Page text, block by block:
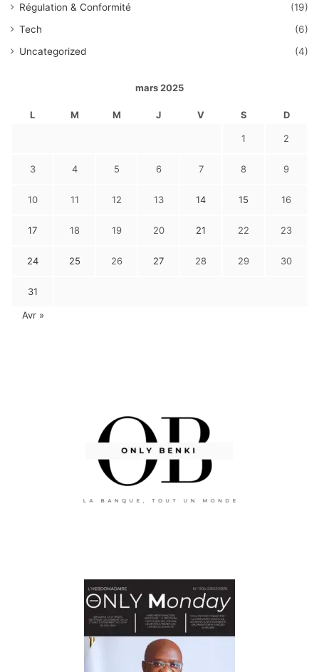
Régulation & Conformité
(19)
Tech
(6)
Uncategorized
(4)
mars 2025
L M M J V S D
1 2
3 4 5 6 7 8 9
10 11 12 13 14 15 16
17 18 19 20 21 22 23
24 25 26 27 28 29 30
31
Avr »